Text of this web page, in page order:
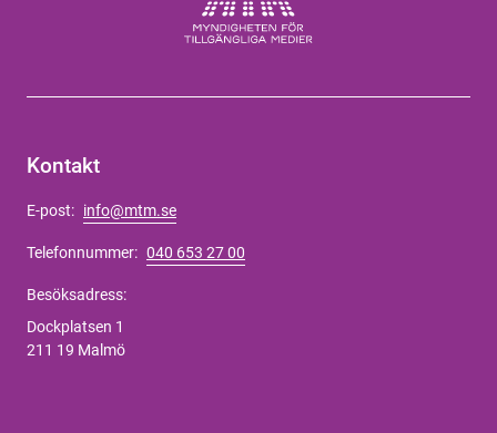
Kontakt
E-post: info@mtm.se
Telefonnummer: 040 653 27 00
Besöksadress:
Dockplatsen 1
211 19 Malmö